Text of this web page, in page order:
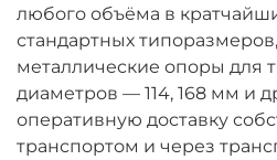
любого объёма в
стандартных
металлические опоры для
диаметров — 114, 168 мм и
оперативную доставку
транспортом и через